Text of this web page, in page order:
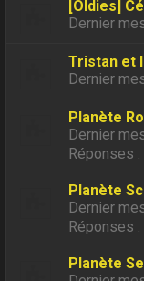
[Oldies]
Dernier
Tristan et
Dernier
Planète
Dernier
Réponses :
Planète
Dernier
Réponses :
Planète